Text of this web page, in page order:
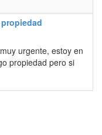
urgente, estoy en
propiedad pero si